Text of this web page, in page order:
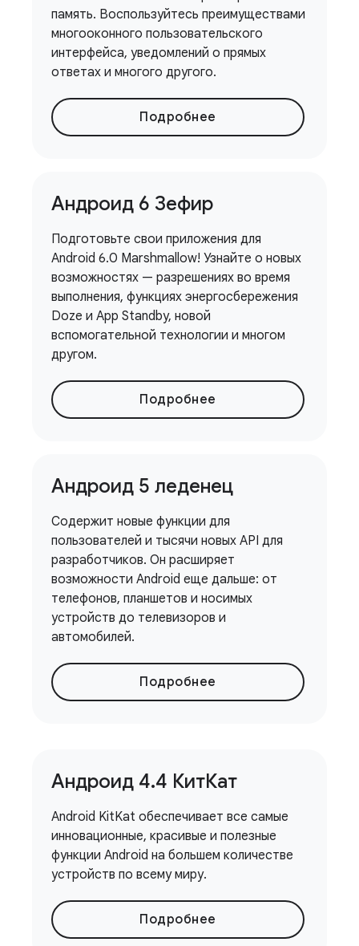
память. Воспользуйтесь преимуществами
многооконного пользовательского
интерфейса, уведомлений о прямых
ответах и ​​многого другого.
Подробнее
Андроид 6 Зефир
Подготовьте свои приложения для
Android 6.0 Marshmallow! Узнайте о новых
возможностях — разрешениях во время
выполнения, функциях энергосбережения
Doze и App Standby, новой
вспомогательной технологии и многом
другом.
Подробнее
Андроид 5 леденец
Содержит новые функции для
пользователей и тысячи новых API для
разработчиков. Он расширяет
возможности Android еще дальше: от
телефонов, планшетов и носимых
устройств до телевизоров и
автомобилей.
Подробнее
Андроид 4.4 КитКат
Android KitKat обеспечивает все самые
инновационные, красивые и полезные
функции Android на большем количестве
устройств по всему миру.
Подробнее